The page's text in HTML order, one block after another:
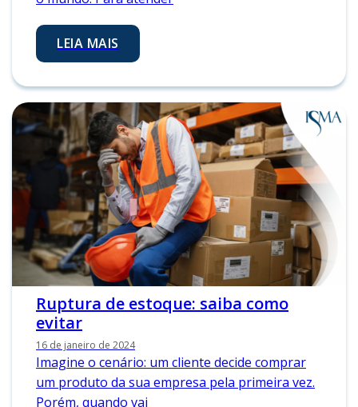
LEIA MAIS
Ruptura de estoque: saiba como
evitar
16 de janeiro de 2024
Imagine o cenário: um cliente decide comprar
um produto da sua empresa pela primeira vez.
Porém, quando vai